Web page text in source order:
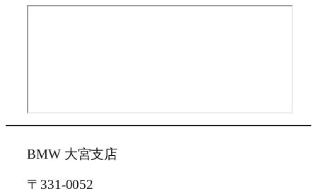
BMW 大宮支店
〒331-0052